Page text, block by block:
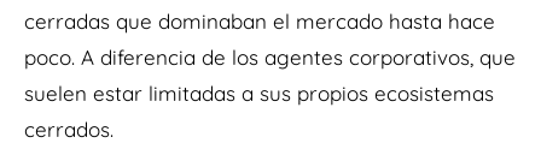
cerradas que dominaban el mercado hasta hace
poco. A diferencia de los agentes corporativos, que
suelen estar limitadas a sus propios ecosistemas
cerrados.